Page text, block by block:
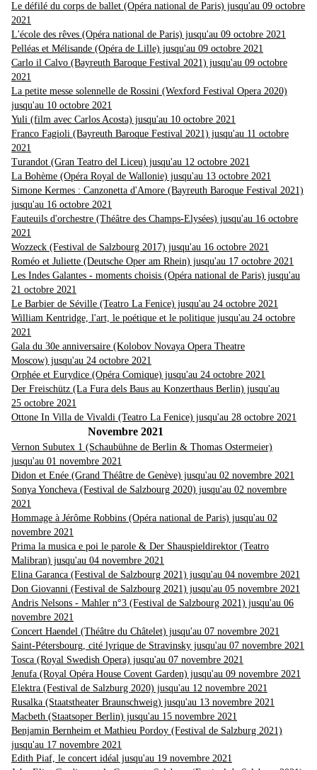
Le défilé du corps de ballet (Opéra national de Paris) jusqu'au 09 octobre
2021
L'école des rêves (Opéra national de Paris) jusqu'au 09 octobre 2021
Pelléas et Mélisande (Opéra de Lille) jusqu'au 09 octobre 2021
Carlo il Calvo (Bayreuth Baroque Festival 2021) jusqu'au 09 octobre
2021
La petite messe solennelle de Rossini (Wexford Festival Opera 2020)
jusqu'au 10 octobre 2021
Yuli (film avec Carlos Acosta) jusqu'au 10 octobre 2021
Franco Fagioli (Bayreuth Baroque Festival 2021) jusqu'au 11 octobre
2021
Turandot (Gran Teatro del Liceu) jusqu'au 12 octobre 2021
La Bohème (Opéra Royal de Wallonie) jusqu'au 13 octobre 2021
Simone Kermes : Canzonetta d'Amore (Bayreuth Baroque Festival 2021)
jusqu'au 16 octobre 2021
Fauteuils d'orchestre (Théâtre des Champs-Elysées) jusqu'au 16 octobre
2021
Wozzeck (Festival de Salzbourg 2017) jusqu'au 16 octobre 2021
Roméo et Juliette (Deutsche Oper am Rhein) jusqu'au 17 octobre 2021
Les Indes Galantes - moments choisis (Opéra national de Paris) jusqu'au
21 octobre 2021
Le Barbier de Séville (Teatro La Fenice) jusqu'au 24 octobre 2021
William Kentridge, l'art, le poétique et le politique jusqu'au 24 octobre
2021
Gala du 30e anniversaire (Kolobov Novaya Opera Theatre
Moscow) jusqu'au 24 octobre 2021
Orphée et Eurydice (Opéra Comique) jusqu'au 24 octobre 2021
Der Freischütz (La Fura dels Baus au Konzerthaus Berlin) jusqu'au
25 octobre 2021
Ottone In Villa de Vivaldi (Teatro La Fenice) jusqu'au 28 octobre 2021
Novembre 2021
Vernon Subutex 1 (Schaubühne de Berlin & Thomas Ostermeier)
jusqu'au 01 novembre 2021
Didon et Enée (Grand Théâtre de Genève) jusqu'au 02 novembre 2021
Sonya Yoncheva (Festival de Salzbourg 2020) jusqu'au 02 novembre
2021
Hommage à Jérôme Robbins (Opéra national de Paris) jusqu'au 02
novembre 2021
Prima la musica e poi le parole & Der Shauspieldirektor (Teatro
Malibran) jusqu'au 04 novembre 2021
Elina Garanca (Festival de Salzbourg 2021) jusqu'au 04 novembre 2021
Don Giovanni (Festival de Salzbourg 2021) jusqu'au 05 novembre 2021
Andris Nelsons - Mahler n°3 (Festival de Salzbourg 2021) jusqu'au 06
novembre 2021
Concert Haendel (Théâtre du Châtelet) jusqu'au 07 novembre 2021
Saint-Pétersbourg, cité lyrique de Stravinsky jusqu'au 07 novembre 2021
Tosca (Royal Swedish Opera) jusqu'au 07 novembre 2021
Jenufa (Royal Opéra House Covent Garden) jusqu'au 09 novembre 2021
Elektra (Festival de Salzburg 2020) jusqu'au 12 novembre 2021
Rusalka (Staatstheater Braunschweig) jusqu'au 13 novembre 2021
Macbeth (Staatsoper Berlin) jusqu'au 15 novembre 2021
Benjamin Bernheim et Mathieu Pordoy (Festival de Salzburg 2021)
jusqu'au 17 novembre 2021
Edith Piaf, le concert idéal jusqu'au 19 novembre 2021